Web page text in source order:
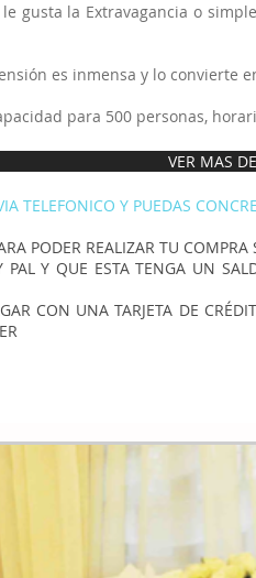
gusta la Extravagancia o
es inmensa y lo
para 500 personas,
VER MAS
TELEFONICO Y PUEDAS
PODER REALIZAR TU
PAL Y QUE ESTA TENGA UN
CON UNA TARJETA DE